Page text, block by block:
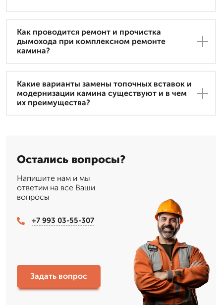
Как проводится ремонт и прочистка
дымохода при комплексном ремонте
камина?
Какие варианты замены топочных вставок и
модернизации камина существуют и в чем
их преимущества?
Остались вопросы?
Напишите нам и мы
ответим на все Ваши
вопросы
+7 993 03-55-307
Задать вопрос